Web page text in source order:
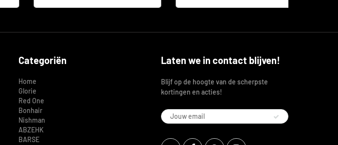
Categoriën
Home
Glorie
Red One
Bonhair
Nishman
ABZEHK
BARSE
Laten we in contact blijven!
Blijf op de hoogte van de scherpste
kortingen en acties!